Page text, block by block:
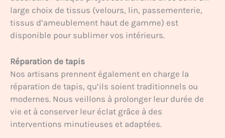
large choix de tissus (velours, lin, passementerie,
tissus d’ameublement haut de gamme) est
disponible pour sublimer vos intérieurs.
Réparation de tapis
Nos artisans prennent également en charge la
réparation de tapis, qu’ils soient traditionnels ou
modernes. Nous veillons à prolonger leur durée de
vie et à conserver leur éclat grâce à des
interventions minutieuses et adaptées.